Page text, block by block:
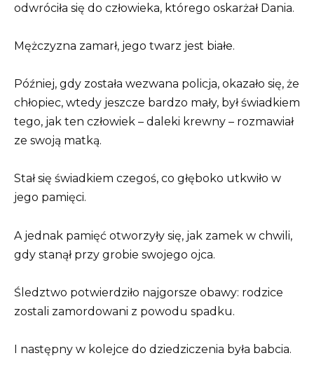
odwróciła się do człowieka, którego oskarżał Dania.
Mężczyzna zamarł, jego twarz jest białe.
Później, gdy została wezwana policja, okazało się, że
chłopiec, wtedy jeszcze bardzo mały, był świadkiem
tego, jak ten człowiek – daleki krewny – rozmawiał
ze swoją matką.
Stał się świadkiem czegoś, co głęboko utkwiło w
jego pamięci.
A jednak pamięć otworzyły się, jak zamek w chwili,
gdy stanął przy grobie swojego ojca.
Śledztwo potwierdziło najgorsze obawy: rodzice
zostali zamordowani z powodu spadku.
I następny w kolejce do dziedziczenia była babcia.